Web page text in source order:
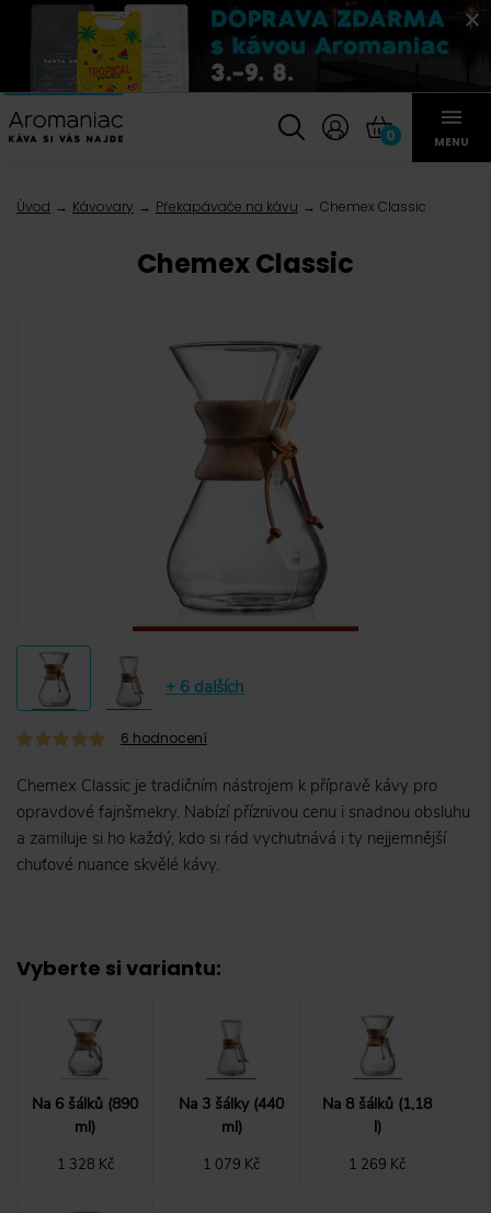
0 MENU
Úvod Kávovary Překapávače na kávu Chemex Classic
Chemex Classic
+ 6 dalších
6 hodnocení
Chemex Classic je tradičním nástrojem k přípravě kávy pro
opravdové fajnšmekry. Nabízí příznivou cenu i snadnou obsluhu
a zamiluje si ho každý, kdo si rád vychutnává i ty nejjemnější
chuťové nuance skvělé kávy.
Vyberte si variantu:
Na 6 šálků (890
ml)
1 328 Kč
Na 3 šálky (440
ml)
1 079 Kč
Na 8 šálků (1,18
l)
1 269 Kč